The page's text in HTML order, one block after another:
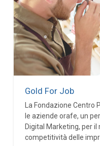
Gold For Job
La Fondazione
le aziende orafe, un
Digital Marketing, per
competitività delle